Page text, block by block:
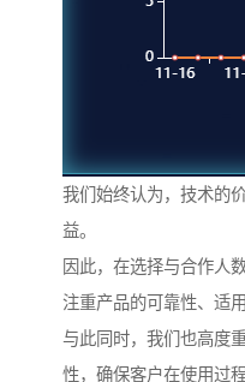
我们始终认为，技术的
益。
因此，在选择与合作人
注重产品的可靠性、适
与此同时，我们也高度
性，确保客户在使用过